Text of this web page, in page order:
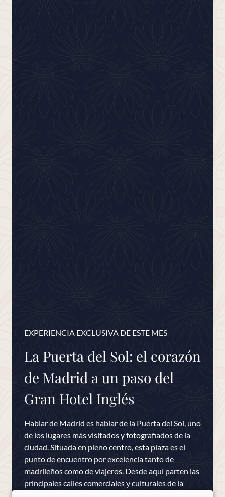
EXPERIENCIA EXCLUSIVA DE ESTE MES
La Puerta del Sol: el corazón
de Madrid a un paso del
Gran Hotel Inglés
Hablar de Madrid es hablar de la Puerta del Sol, uno
de los lugares más visitados y fotografiados de la
ciudad. Situada en pleno centro, esta plaza es el
punto de encuentro por excelencia tanto de
madrileños como de viajeros. Desde aquí parten las
principales calles comerciales y culturales de la